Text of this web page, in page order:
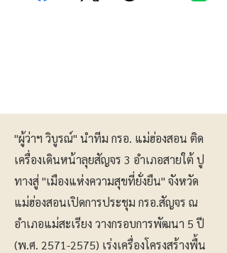
"ผู้ว่าฯ วิบูรณ์" นำทีม กรอ. แม่ฮ่องสอน ติด
เครื่องเดินหน้าลุยสัญจร 3 อำเภอสายใต้ ปู
ทางสู่ "เมืองแห่งความสุขที่ยั่งยืน" จังหวัด
แม่ฮ่องสอนเปิดการประชุม กรอ.สัญจร ณ
อำเภอแม่สะเรียง วางกรอบการพัฒนา 5 ปี
(พ.ศ. 2571-2575) เร่งเครื่องโครงสร้างพื้น